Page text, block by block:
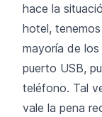
hace la
hotel,
mayoría de
puerto USB,
teléfono. Tal
vale la pena